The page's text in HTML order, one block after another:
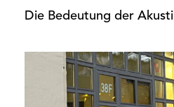
Die Bedeutung der